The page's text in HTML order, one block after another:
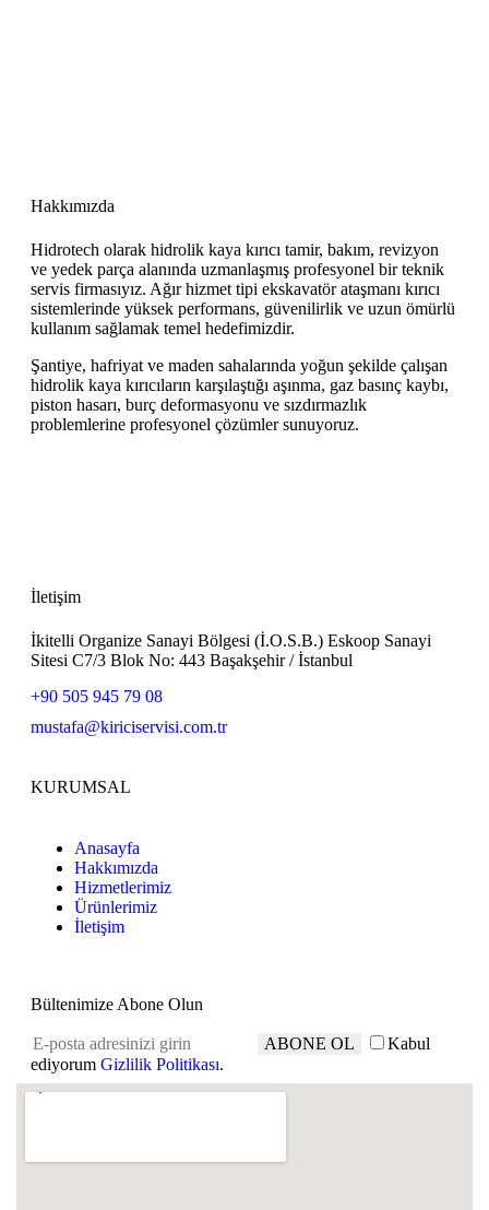
Hakkımızda
Hidrotech olarak hidrolik kaya kırıcı tamir, bakım, revizyon
ve yedek parça alanında uzmanlaşmış profesyonel bir teknik
servis firmasıyız. Ağır hizmet tipi ekskavatör ataşmanı kırıcı
sistemlerinde yüksek performans, güvenilirlik ve uzun ömürlü
kullanım sağlamak temel hedefimizdir.
Şantiye, hafriyat ve maden sahalarında yoğun şekilde çalışan
hidrolik kaya kırıcıların karşılaştığı aşınma, gaz basınç kaybı,
piston hasarı, burç deformasyonu ve sızdırmazlık
problemlerine profesyonel çözümler sunuyoruz.
İletişim
İkitelli Organize Sanayi Bölgesi (İ.O.S.B.) Eskoop Sanayi
Sitesi C7/3 Blok No: 443 Başakşehir / İstanbul
+90 505 945 79 08
mustafa@kiriciservisi.com.tr
KURUMSAL
Anasayfa
Hakkımızda
Hizmetlerimiz
Ürünlerimiz
İletişim
Bültenimize Abone Olun
ABONE OL
Kabul
ediyorumGizlilik Politikası.